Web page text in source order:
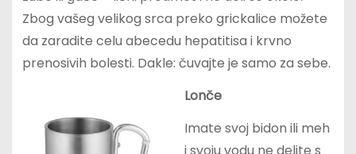
Zbog vašeg velikog srca preko grickalice možete
da zaradite celu abecedu hepatitisa i krvno
prenosivih bolesti. Dakle: čuvajte je samo za sebe.
Lonče
Imate svoj bidon ili meh
i svoju vodu ne delite s